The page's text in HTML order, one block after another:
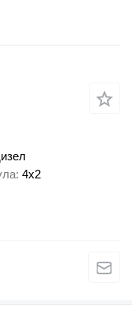
4x2